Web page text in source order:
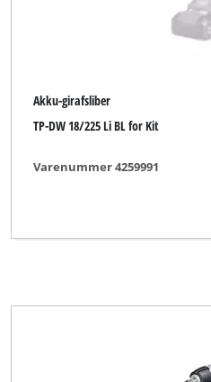
Akku-girafsliber
TP-DW 18/225 Li BL for Kit
Varenummer 4259991